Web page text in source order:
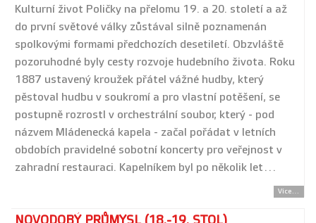
Kulturní život Poličky na přelomu 19. a 20. století a až
do první světové války zůstával silně poznamenán
spolkovými formami předchozích desetiletí. Obzvláště
pozoruhodné byly cesty rozvoje hudebního života. Roku
1887 ustavený kroužek přátel vážné hudby, který
pěstoval hudbu v soukromí a pro vlastní potěšení, se
postupně rozrostl v orchestrální soubor, který - pod
názvem Mládenecká kapela - začal pořádat v letních
obdobích pravidelné sobotní koncerty pro veřejnost v
zahradní restauraci. Kapelníkem byl po několik let…
Více...